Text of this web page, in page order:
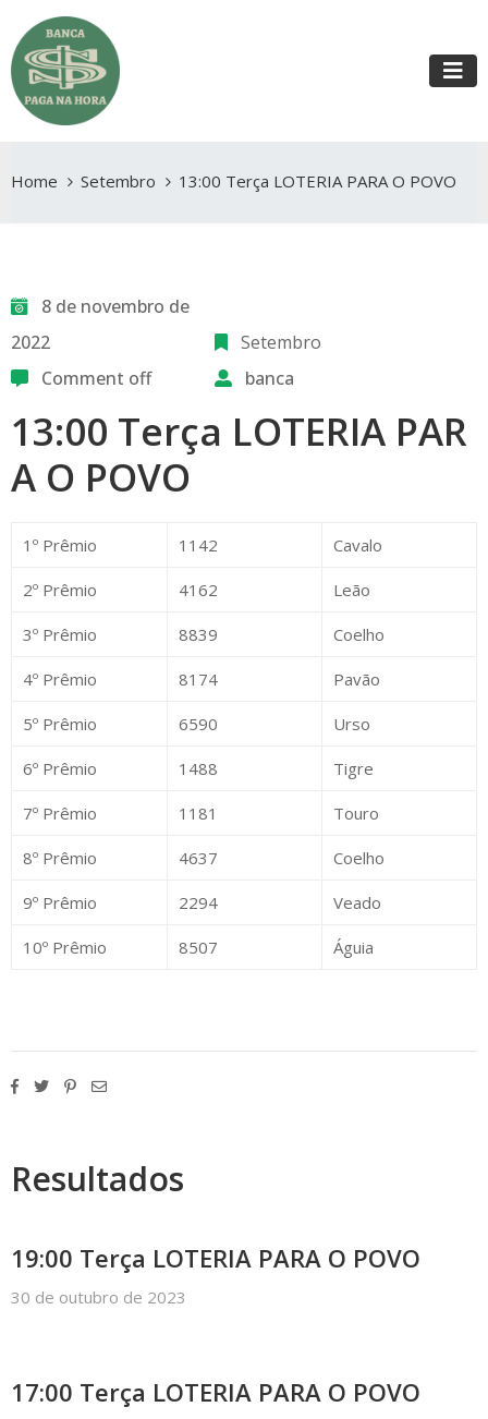
Home Setembro 13:00 Terça LOTERIA PARA O POVO
8 de novembro de
2022
Setembro
Comment off
banca
13:00 Terça LOTERIA PAR
A O POVO
1º Prêmio 1142 Cavalo
2º Prêmio 4162 Leão
3º Prêmio 8839 Coelho
4º Prêmio 8174 Pavão
5º Prêmio 6590 Urso
6º Prêmio 1488 Tigre
7º Prêmio 1181 Touro
8º Prêmio 4637 Coelho
9º Prêmio 2294 Veado
10º Prêmio 8507 Águia
Resultados
19:00 Terça LOTERIA PARA O POVO
30 de outubro de 2023
17:00 Terça LOTERIA PARA O POVO